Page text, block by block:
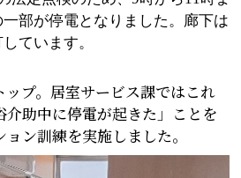
部が停電となりました。廊下は
ています。
プ。居室サービス課ではこれ
介助中に停電が起きた」ことを
ン訓練を実施しました。